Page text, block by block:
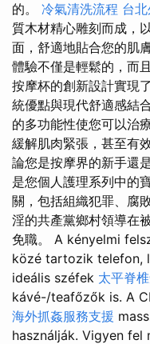
的。 冷氣清洗流程 台
質木材精心雕刻而成，
面，舒適地貼合您的肌
體驗不僅是輕鬆的，而
按摩杯的創新設計實現
統優點與現代舒適感結
的多功能性使您可以治
緩解肌肉緊張，甚至有
論您是按摩界的新手還
是您個人護理系列中的
關，包括組織犯罪、腐
淫的共產黨鄉村領導在
免職。 A kényelmi
közé tartozik telefon,
ideális széfek 太平脊
kávé-/teafőzők is. A
海外抓姦服務支援
használják. Vigyen fel